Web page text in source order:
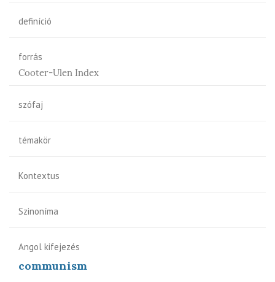
definíció
forrás
Cooter-Ulen Index
szófaj
témakör
Kontextus
Szinoníma
Angol kifejezés
communism